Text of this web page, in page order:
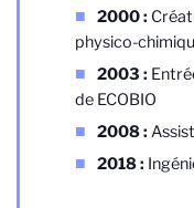
2000 :
physico-
2003 :
de ECOBIO
2008 :
2018 :